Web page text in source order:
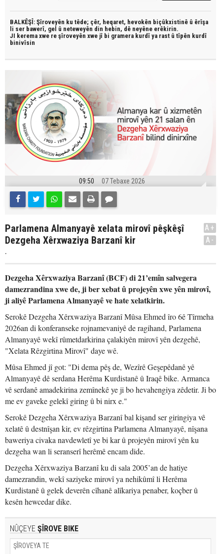
BALKÊŞÎ: Şîroveyên ku têde; çêr, heqaret, hevokên biçûkxistinê û êrîşa
li ser bawerî, gel û neteweyên din hebin, dê neyêne erêkirin.
JI kerema xwe re şîroveyên xwe jî bi gramera kurdî ya rast û tîpên kurdî
binivîsin
09:50 07 Tebaxe 2026
Parlamena Almanyayê xelata mirovî pêşkêşî
Dezgeha Xêrxwaziya Barzanî kir
.
A+
A-
Dezgeha Xêrxwaziya Barzanî (BCF) di 21’emîn salvegera
damezrandina xwe de, ji ber xebat û projeyên xwe yên mirovî,
ji aliyê Parlamena Almanyayê ve hate xelatkirin.
Serokê Dezgeha Xêrxwaziya Barzanî Mûsa Ehmed îro 6ê Tîrmeha
2026an di konferanseke rojnamevaniyê de ragihand, Parlamena
Almanyayê wekî rûmetdarkirina çalakiyên mirovî yên dezgehê,
"Xelata Rêzgirtina Mirovî" daye wê.
Mûsa Ehmed jî got: "Di dema pêş de, Wezîrê Geşepêdanê yê
Almanyayê dê serdana Herêma Kurdistanê û Iraqê bike. Armanca
vê serdanê amadekirina zemînekê ye ji bo hevahengiya zêdetir. Ji bo
me ev gaveke gelekî giring û bi nirx e."
Serokê Dezgeha Xêrxwaziya Barzanî bal kişand ser giringiya vê
xelatê û destnîşan kir, ev rêzgirtina Parlamena Almanyayê, nîşana
baweriya civaka navdewletî ye bi kar û projeyên mirovî yên ku
dezgeha wan li seranserî herêmê encam dide.
Dezgeha Xêrxwaziya Barzanî ku di sala 2005’an de hatiye
damezrandin, wekî saziyeke mirovî ya nehikûmî li Herêma
Kurdistanê û gelek deverên cîhanê alîkariya penaber, koçber û
kesên hewcedar dike.
NÛÇEYE ŞÎROVE BIKE